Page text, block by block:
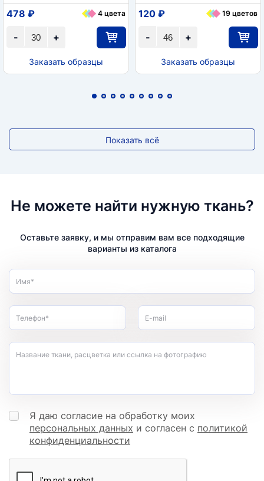
+
-
478 ₽ 4 цвета
Заказать образцы
+
-
120 ₽ 19 цветов
Заказать образцы
Показать всё
Не можете найти нужную ткань?
Оставьте заявку, и мы отправим вам все подходящие
варианты из каталога
Имя*
Телефон* E-mail
Название ткани, расцветка или ссылка на фотографию
Я даю согласие на обработку моих
персональных данных и согласен с политикой
конфиденциальности